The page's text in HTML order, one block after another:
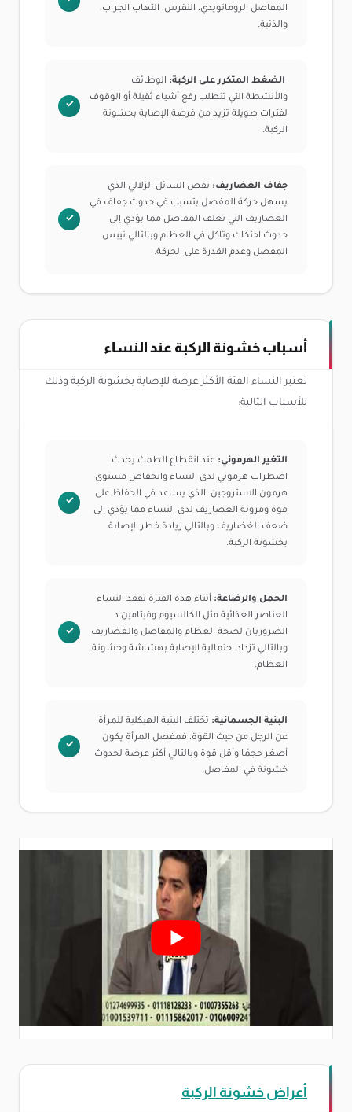
المفاصل الروماتويدي، النقرس، التهاب الجراب،
والذئبة.
الضغط المتكرر على الركبة: الوظائف
والأنشطة التي تتطلب رفع أشياء ثقيلة أو الوقوف
لفترات طويلة تزيد من فرصة الإصابة بخشونة
الركبة.
جفاف الغضاريف: نقص السائل الزلالي الذي
يسهل حركة المفصل يتسبب في حدوث جفاف في
الغضاريف التي تغلف المفاصل مما يؤدي إلى
حدوث احتكاك وتآكل في العظام وبالتالي تيبس
المفصل وعدم القدرة على الحركة.
أسباب خشونة الركبة عند النساء
تعتبر النساء الفئة الأكثر عرضة للإصابة بخشونة الركبة وذلك
للأسباب التالية:
التغير الهرموني: عند انقطاع الطمث يحدث
اضطراب هرموني لدى النساء وانخفاض مستوى
هرمون الاستروجين الذي يساعد في الحفاظ على
قوة ومرونة الغضاريف لدى النساء مما يؤدي إلى
ضعف الغضاريف وبالتالي زيادة خطر الإصابة
بخشونة الركبة.
الحمل والرضاعة: أثناء هذه الفترة تفقد النساء
العناصر الغذائية مثل الكالسيوم وفيتامين د
الضروريان لصحة العظام والمفاصل والغضاريف
وبالتالي تزداد احتمالية الإصابة بهشاشة وخشونة
العظام.
البنية الجسمانية: تختلف البنية الهيكلية للمرأة
عن الرجل من حيث القوة، فمفصل المرأة يكون
أصغر حجمًا وأقل قوة وبالتالي أكثر عرضة لحدوث
خشونة في المفاصل.
أعراض خشونة الركبة